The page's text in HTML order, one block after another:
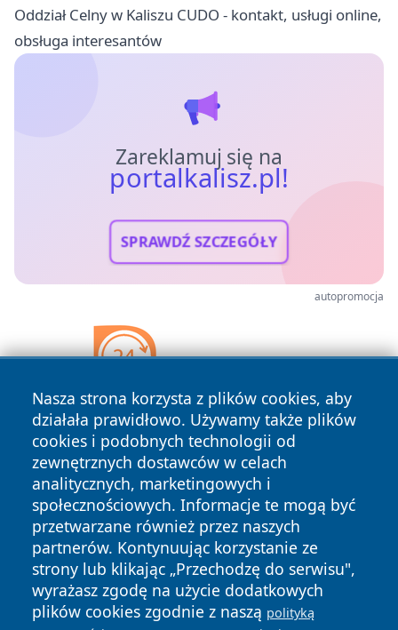
Oddział Celny w Kaliszu CUDO - kontakt, usługi online,
obsługa interesantów
Zareklamuj się na
portalkalisz.pl!
SPRAWDŹ SZCZEGÓŁY
autopromocja
Nasza strona korzysta z plików cookies, aby
działała prawidłowo. Używamy także plików
cookies i podobnych technologii od
zewnętrznych dostawców w celach
analitycznych, marketingowych i
społecznościowych. Informacje te mogą być
przetwarzane również przez naszych
partnerów. Kontynuując korzystanie ze
strony lub klikając „Przechodzę do serwisu",
wyrażasz zgodę na użycie dodatkowych
plików cookies zgodnie z naszą polityką
Copyright © 2026 portalkalisz.pl Wszystkie prawa
zastrzeżone.